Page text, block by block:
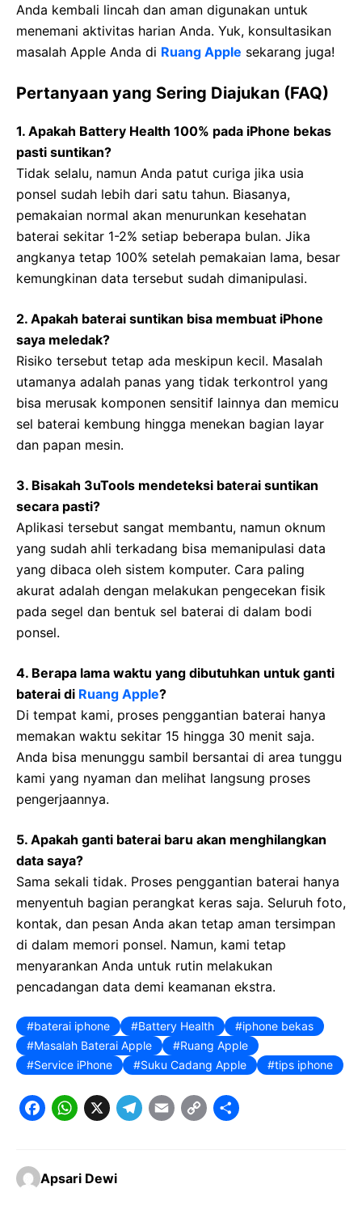
Anda kembali lincah dan aman digunakan untuk
menemani aktivitas harian Anda. Yuk, konsultasikan
masalah Apple Anda di Ruang Apple sekarang juga!
Pertanyaan yang Sering Diajukan (FAQ)
1. Apakah Battery Health 100% pada iPhone bekas
pasti suntikan?
Tidak selalu, namun Anda patut curiga jika usia
ponsel sudah lebih dari satu tahun. Biasanya,
pemakaian normal akan menurunkan kesehatan
baterai sekitar 1-2% setiap beberapa bulan. Jika
angkanya tetap 100% setelah pemakaian lama, besar
kemungkinan data tersebut sudah dimanipulasi.
2. Apakah baterai suntikan bisa membuat iPhone
saya meledak?
Risiko tersebut tetap ada meskipun kecil. Masalah
utamanya adalah panas yang tidak terkontrol yang
bisa merusak komponen sensitif lainnya dan memicu
sel baterai kembung hingga menekan bagian layar
dan papan mesin.
3. Bisakah 3uTools mendeteksi baterai suntikan
secara pasti?
Aplikasi tersebut sangat membantu, namun oknum
yang sudah ahli terkadang bisa memanipulasi data
yang dibaca oleh sistem komputer. Cara paling
akurat adalah dengan melakukan pengecekan fisik
pada segel dan bentuk sel baterai di dalam bodi
ponsel.
4. Berapa lama waktu yang dibutuhkan untuk ganti
baterai di Ruang Apple?
Di tempat kami, proses penggantian baterai hanya
memakan waktu sekitar 15 hingga 30 menit saja.
Anda bisa menunggu sambil bersantai di area tunggu
kami yang nyaman dan melihat langsung proses
pengerjaannya.
5. Apakah ganti baterai baru akan menghilangkan
data saya?
Sama sekali tidak. Proses penggantian baterai hanya
menyentuh bagian perangkat keras saja. Seluruh foto,
kontak, dan pesan Anda akan tetap aman tersimpan
di dalam memori ponsel. Namun, kami tetap
menyarankan Anda untuk rutin melakukan
pencadangan data demi keamanan ekstra.
baterai iphone Battery Health
iphone bekas
Masalah Baterai Apple
Ruang Apple
Service iPhone
Suku Cadang Apple tips iphone
F
c
e
W
t
X T E C S
Apsari Dewi